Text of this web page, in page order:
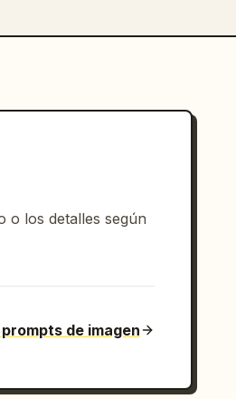
o los detalles según
de imagen